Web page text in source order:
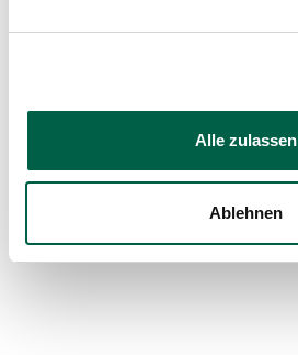
Alle zulassen
Ablehnen